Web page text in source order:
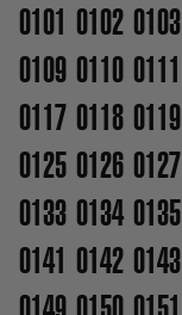
0101 0102 0103
0109 0110 0111
0117 0118 0119
0125 0126 0127
0133 0134 0135
0141 0142 0143